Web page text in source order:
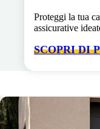
Proteggi la tua
assicurative
SCOPRI DI